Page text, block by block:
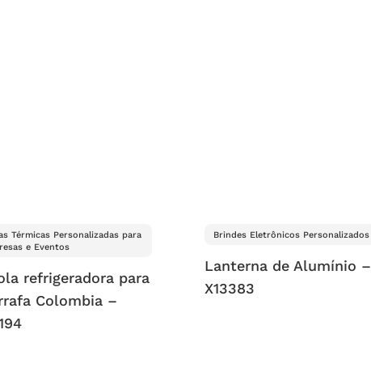
Térmicas Personalizadas para
e Eventos
refrigeradora para
Colombia –
Brindes Eletrônicos Personalizados
Lanterna de Alumínio –
X13383